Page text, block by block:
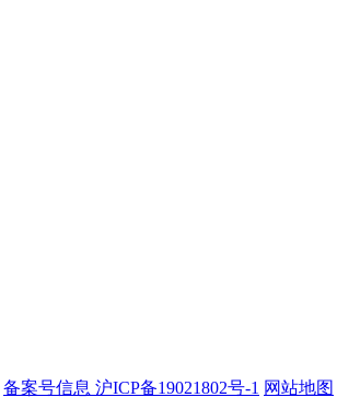
备案号信息 沪ICP备19021802号-1 网站地图